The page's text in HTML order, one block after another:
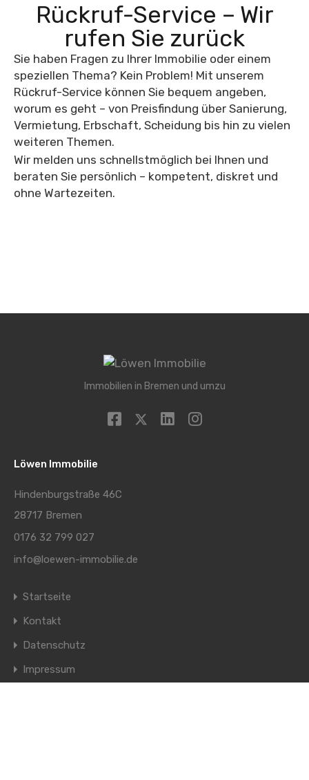
Rückruf-Service – Wir
rufen Sie zurück
Sie haben Fragen zu Ihrer Immobilie oder einem
speziellen Thema? Kein Problem! Mit unserem
Rückruf-Service können Sie bequem angeben,
worum es geht – von Preisfindung über Sanierung,
Vermietung, Erbschaft, Scheidung bis hin zu vielen
weiteren Themen.
Wir melden uns schnellstmöglich bei Ihnen und
beraten Sie persönlich – kompetent, diskret und
ohne Wartezeiten.
Immobilien in Bremen und umzu
Löwen Immobilie
Hindenburgstraße 46C
28717 Bremen
0176 32 799 027
info@loewen-immobilie.de
Startseite
Kontakt
Datenschutz
Impressum